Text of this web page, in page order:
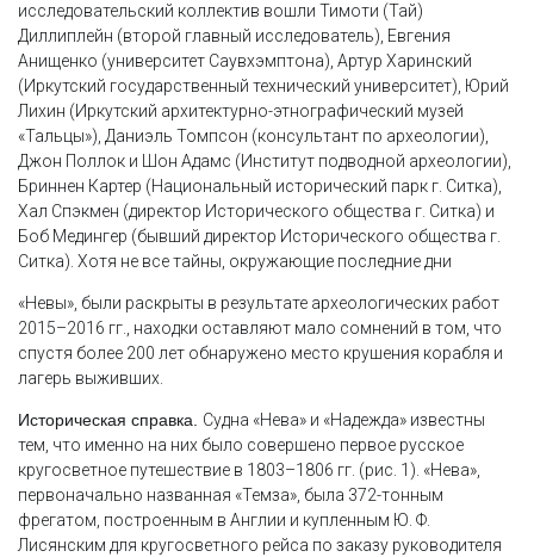
исследовательский коллектив вошли Тимоти (Тай)
Диллиплейн (второй главный исследователь), Евгения
Анищенко (университет Саувхэмптона), Артур Харинский
(Иркутский государственный технический университет), Юрий
Лихин (Иркутский архитектурно-этнографический музей
«Тальцы»), Даниэль Томпсон (консультант по археологии),
Джон Поллок и Шон Адамс (Институт подводной археологии),
Бриннен Картер (Национальный исторический парк г. Ситка),
Хал Спэкмен (директор Исторического общества г. Ситка) и
Боб Медингер (бывший директор Исторического общества г.
Ситка). Хотя не все тайны, окружающие последние дни
«Невы», были раскрыты в результате археологических работ
2015–2016 гг., находки оставляют мало сомнений в том, что
спустя более 200 лет обнаружено место крушения корабля и
лагерь выживших.
Историческая справка. Судна «Нева» и «Надежда» известны
тем, что именно на них было совершено первое русское
кругосветное путешествие в 1803–1806 гг. (рис. 1). «Нева»,
первоначально названная «Темза», была 372-тонным
фрегатом, построенным в Англии и купленным Ю. Ф.
Лисянским для кругосветного рейса по заказу руководителя